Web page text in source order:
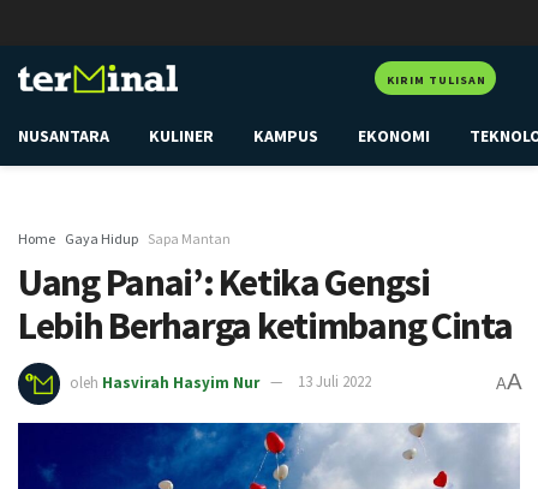
KIRIM TULISAN
NUSANTARA KULINER KAMPUS EKONOMI
Home Gaya Hidup Sapa Mantan
Uang Panai’: Ketika Gengsi
Lebih Berharga ketimbang Cinta
oleh Hasvirah Hasyim Nur 13 Juli 2022 AA